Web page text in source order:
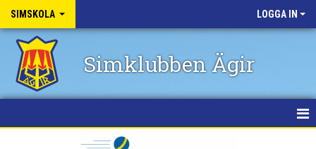
SIMSKOLA LOGGA IN
Simklubben Ägir